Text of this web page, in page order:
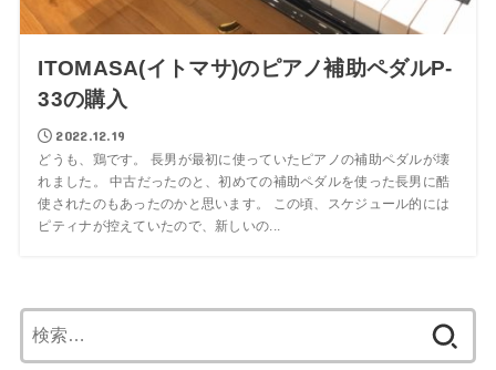
ITOMASA(イトマサ)のピアノ補助ペダルP-
33の購入
2022.12.19
どうも、鶏です。 長男が最初に使っていたピアノの補助ペダルが壊
れました。 中古だったのと、初めての補助ペダルを使った長男に酷
使されたのもあったのかと思います。 この頃、スケジュール的には
ピティナが控えていたので、新しいの...
索: